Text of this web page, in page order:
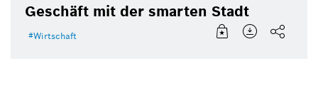
Geschäft mit der smarten Stadt
Wirtschaft